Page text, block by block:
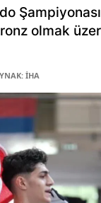
olmak
İHA